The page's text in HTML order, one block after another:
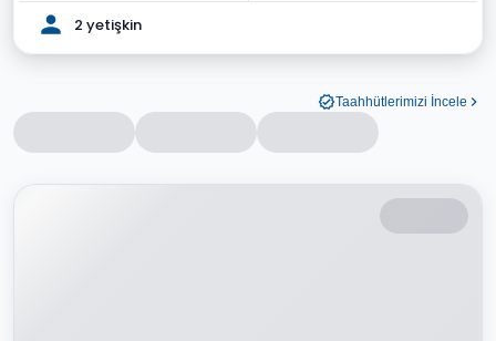
2 yetişkin
Taahhütlerimizi İncele